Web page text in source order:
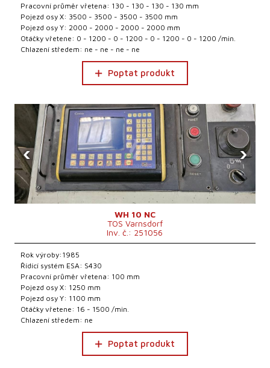
Pracovní průměr vřetena: 130 - 130 - 130 - 130 mm
Pojezd osy X: 3500 - 3500 - 3500 - 3500 mm
Pojezd osy Y: 2000 - 2000 - 2000 - 2000 mm
Otáčky vřetene: 0 - 1200 - 0 - 1200 - 0 - 1200 - 0 - 1200 /min.
Chlazení středem: ne - ne - ne - ne
Poptat produkt
‹ ›
WH 10 NC
TOS Varnsdorf
Inv. č.: 251056
Rok výroby:1985
Řídící systém ESA: S430
Pracovní průměr vřetena: 100 mm
Pojezd osy X: 1250 mm
Pojezd osy Y: 1100 mm
Otáčky vřetene: 16 - 1500 /min.
Chlazení středem: ne
Poptat produkt